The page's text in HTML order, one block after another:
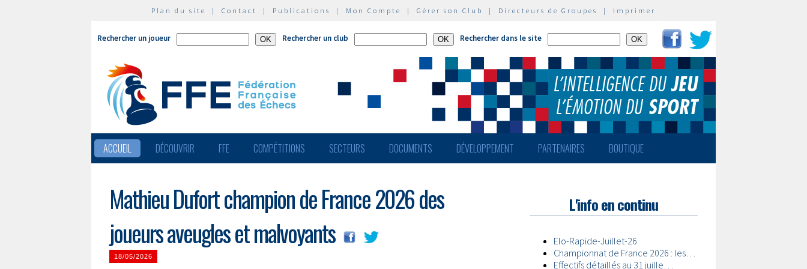
Plan du site | Contact | Publications | Mon Compte | Gérer son Club | Directeurs de Groupes | Imprimer
Rechercher un joueur Rechercher un club Rechercher dans le site
ACCUEIL DÉCOUVRIR FFE COMPÉTITIONS SECTEURS DOCUMENTS DÉVELOPPEMENT PARTENAIRES BOUTIQUE
Mathieu Dufort champion de France 2026 des
joueurs aveugles et malvoyants
18/05/2026
L'info en continu